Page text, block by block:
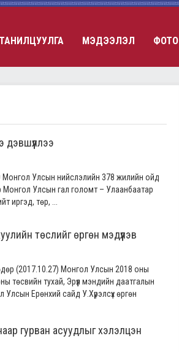
ТАНИЛЦУУЛГА МЭДЭЭЛЭЛ ФОТО
Улсын нийслэлийн 378 жилийн ойд
Монгол Улсын гал голомт – Улаанбаатар
иргэд, төр, ...
төслийг өргөн мэдүүлэв
(2017.10.27) Монгол Улсын 2018 оны
төсвийн тухай, Эрүүл мэндийн даатгалын
Улсын Ерөнхий сайд У.Хүрэлсүх өргөн
гурван асуудлыг хэлэлцэн